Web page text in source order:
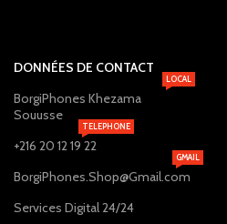
DONNÉES DE CONTACT
BorgiPhones Khezama
Souusse
LOCAL
+216 20 12 19 22
TELEPHONE
BorgiPhones.Shop@Gmail.com
GMAIL
Services Digital 24/24